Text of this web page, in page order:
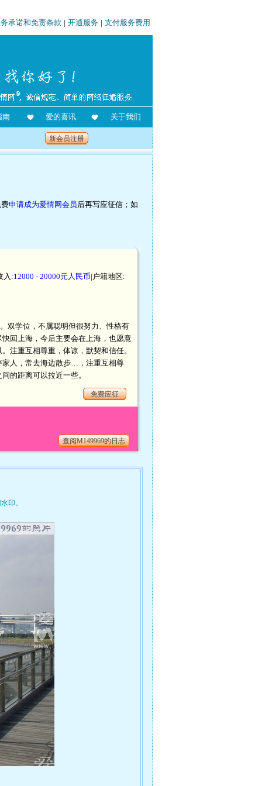
承诺和免责条款 | 开通服务 | 支付服务费用
南 爱的喜讯 关于我们
新会员注册
申请成为爱情网会员后再写应征信；如
入:12000 - 20000元人民币|户籍地区:
双学位，不属聪明但很努力、性格有
回上海，今后主要会在上海，也愿意
注重互相尊重，体谅，默契和信任。
家人，常去海边散步…，注重互相尊
的距离可以拉近一些。
免费应征
查阅M149969的日志
印。